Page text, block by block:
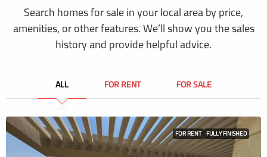
Search homes for sale in your local area by price,
amenities, or other features. We’ll show you the sales
history and provide helpful advice.
ALL FOR RENT FOR SALE
FOR RENT FULLY FINISHED